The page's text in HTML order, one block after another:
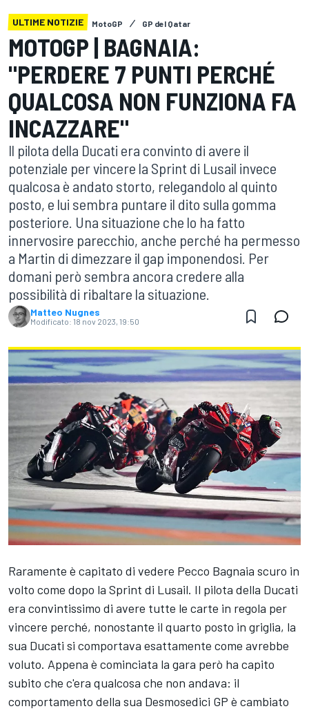
ULTIME NOTIZIE MotoGP GP del Qatar
MOTOGP | BAGNAIA:
"PERDERE 7 PUNTI PERCHÉ
QUALCOSA NON FUNZIONA FA
INCAZZARE"
Il pilota della Ducati era convinto di avere il
potenziale per vincere la Sprint di Lusail invece
qualcosa è andato storto, relegandolo al quinto
posto, e lui sembra puntare il dito sulla gomma
posteriore. Una situazione che lo ha fatto
innervosire parecchio, anche perché ha permesso
a Martin di dimezzare il gap imponendosi. Per
domani però sembra ancora credere alla
possibilità di ribaltare la situazione.
Matteo Nugnes
Modificato: 18 nov 2023, 19:50
Raramente è capitato di vedere Pecco Bagnaia scuro in
volto come dopo la Sprint di Lusail. Il pilota della Ducati
era convintissimo di avere tutte le carte in regola per
vincere perché, nonostante il quarto posto in griglia, la
sua Ducati si comportava esattamente come avrebbe
voluto. Appena è cominciata la gara però ha capito
subito che c'era qualcosa che non andava: il
comportamento della sua Desmosedici GP è cambiato